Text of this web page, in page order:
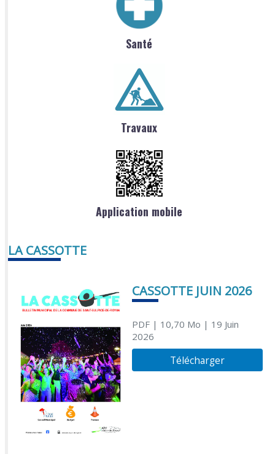
Santé
Travaux
Application mobile
LA CASSOTTE
CASSOTTE JUIN 2026
PDF| 10,70 Mo | 19 Juin
2026
Télécharger